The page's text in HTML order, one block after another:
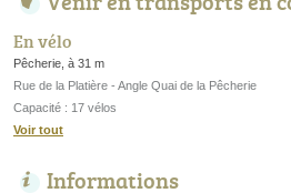
En vélo
Pêcherie, à 31 m
Rue de la Platière - Angle Quai de la Pêcherie
Capacité : 17 vélos
Voir tout
Informations